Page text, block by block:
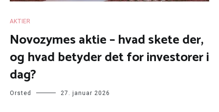
AKTIER
Novozymes aktie – hvad skete der,
og hvad betyder det for investorer i
dag?
Orsted 27. januar 2026